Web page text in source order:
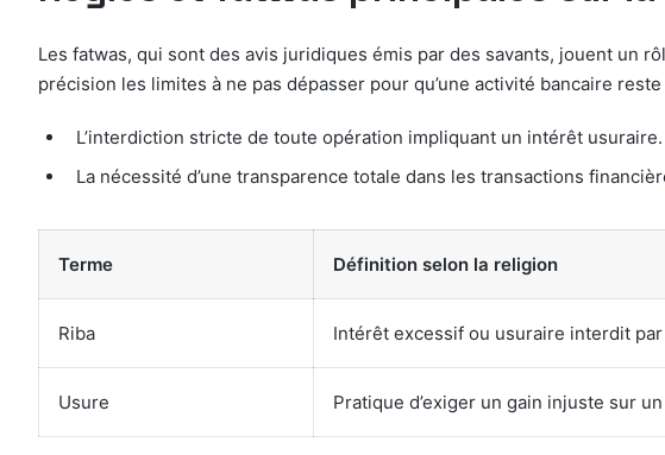
Les fatwas, qui sont des avis juridiques émis par des savants, jouent un
précision les limites à ne pas dépasser pour qu’une activité bancaire
L’interdiction stricte de toute opération impliquant un intérêt usuraire.
La nécessité d’une transparence totale dans les transactions
Terme Définition selon la religion
Riba Intérêt excessif ou usuraire interdit par
Usure Pratique d’exiger un gain injuste sur